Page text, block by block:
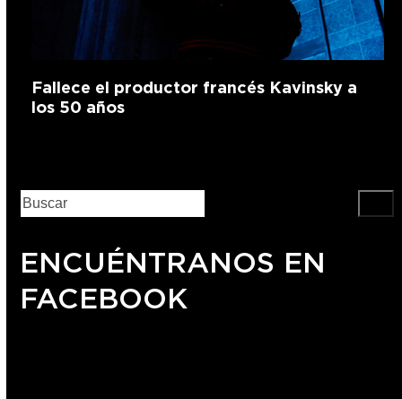
Fallece el productor francés Kavinsky a
los 50 años
ENCUÉNTRANOS EN
FACEBOOK